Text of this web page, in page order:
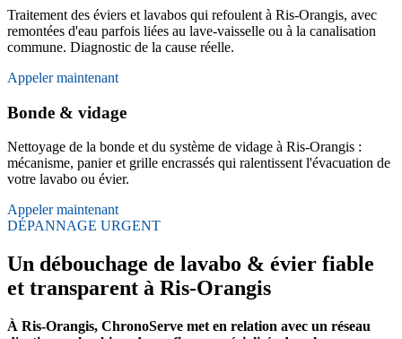
Traitement des éviers et lavabos qui refoulent à Ris-Orangis, avec
remontées d'eau parfois liées au lave-vaisselle ou à la canalisation
commune. Diagnostic de la cause réelle.
Appeler maintenant
Bonde & vidage
Nettoyage de la bonde et du système de vidage à Ris-Orangis :
mécanisme, panier et grille encrassés qui ralentissent l'évacuation de
votre lavabo ou évier.
Appeler maintenant
DÉPANNAGE URGENT
Un débouchage de lavabo & évier fiable
et transparent à Ris-Orangis
À Ris-Orangis, ChronoServe met en relation avec un réseau